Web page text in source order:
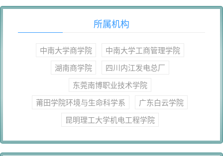
所属机构
中南大学商学院
中南大学工商管理学院
湖南商学院
四川内江发电总厂
东莞南博职业技术学院
莆田学院环境与生命科学系
广东白云学院
昆明理工大学机电工程学院